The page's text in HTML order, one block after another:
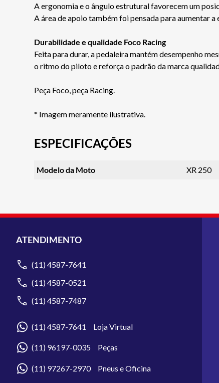
A ergonomia e o ângulo estrutural favorecem um
A área de apoio também foi pensada para aumentar
Durabilidade e qualidade Foco Racing
Feita para durar, a pedaleira mantém desempenho
o ritmo do piloto e reforça o padrão da marca
Peça Foco, peça Racing.
* Imagem meramente ilustrativa.
ESPECIFICAÇÕES
Modelo da Moto XR 250
ATENDIMENTO
(11) 4587-7641
(11) 4587-0521
(11) 4587-7487
(11) 4587-7641 Loja Virtual
(11) 96197-0035 Peças
(11) 97267-2970 Pneus e Oficina